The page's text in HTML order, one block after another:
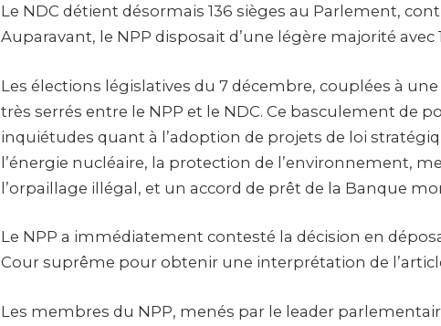
Le NDC détient désormais 136 sièges au Parlement,
Auparavant, le NPP disposait d’une légère majorité avec
Les élections législatives du 7 décembre, couplées à
très serrés entre le NPP et le NDC. Ce basculement de
inquiétudes quant à l’adoption de projets de loi
l’énergie nucléaire, la protection de l’environnement,
l’orpaillage illégal, et un accord de prêt de la Banque
Le NPP a immédiatement contesté la décision en
Cour suprême pour obtenir une interprétation de
Les membres du NPP, menés par le leader